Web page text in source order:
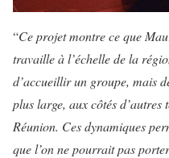
“Ce projet montre ce que
travaille à l’échelle de la
d’accueillir un groupe, mais
plus large, aux côtés
Réunion. Ces dynamiques
que l’on ne pourrait pas